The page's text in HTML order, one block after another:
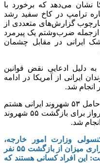
نشان می‌دهد که برخورد با
ترامپ در کاخ سفید رشد
گزارش‌های متعددی از
ازجمله ضرب‌وشتم یک پیرمرد
ایرانی در مقابل چشمان
دلیل ادعایی نقض قوانین
ایرانی از آمریکا در ادامه
انجام شد.
در همین چارچوب نخستین هواپیمای حامل ۵۳ شهروند ایرانی هشتم
مهر ۱۴۰۴ وارد ایران شد و دومین پرواز برای بازگشت ۵۵ شهروند
وزارت امور خارجه،
یکشنبه، ۱۶ آذر در گفت‌و‌گو با خبرگزاری میزان از بازگشت ۵۵ نفر
این افراد کسانی هستند که